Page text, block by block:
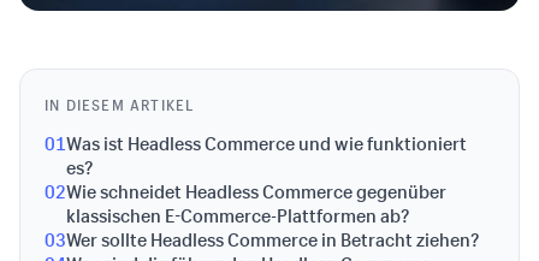
IN DIESEM ARTIKEL
01Was ist Headless Commerce und wie funktioniert
es?
02Wie schneidet Headless Commerce gegenüber
klassischen E-Commerce-Plattformen ab?
03Wer sollte Headless Commerce in Betracht ziehen?